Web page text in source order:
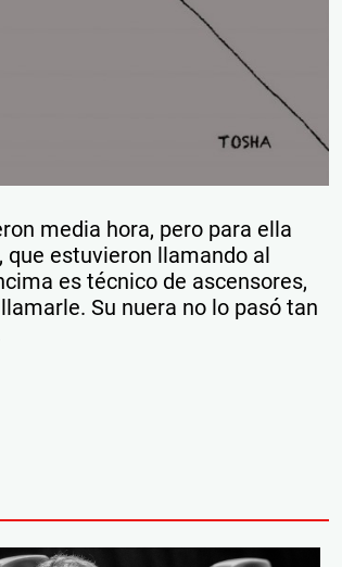
media hora, pero para ella
que estuvieron llamando al
es técnico de ascensores,
Su nuera no lo pasó tan